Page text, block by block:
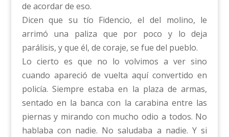
de acordar de eso.
Dicen que su tío Fidencio, el del molino, le
arrimó una paliza que por poco y lo deja
parálisis, y que él, de coraje, se fue del pueblo.
Lo cierto es que no lo volvimos a ver sino
cuando apareció de vuelta aquí convertido en
policía. Siempre estaba en la plaza de armas,
sentado en la banca con la carabina entre las
piernas y mirando con mucho odio a todos. No
hablaba con nadie. No saludaba a nadie. Y si